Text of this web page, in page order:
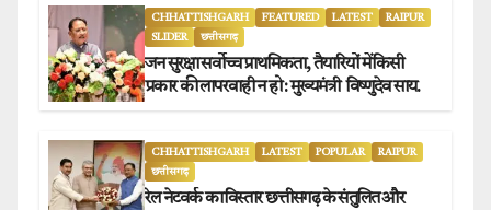
CHHATTISHGARH FEATURED LATEST
RAIPUR
SLIDER
छत्तीसगढ़
जन सुरक्षा सर्वोच्च प्राथमिकता, तैयारियों में किसी
प्रकार की लापरवाही न हो : मुख्यमंत्री विष्णुदेव साय.
CHHATTISHGARH LATEST POPULAR
RAIPUR
छत्तीसगढ़
रेल नेटवर्क का विस्तार छत्तीसगढ़ के संतुलित और